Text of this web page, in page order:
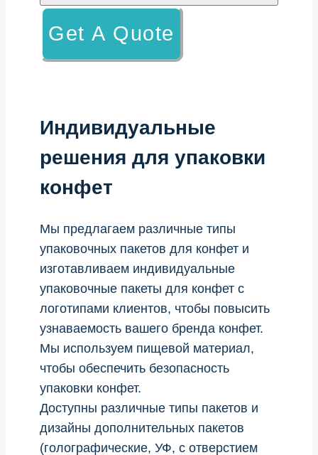
Get A Quote
Индивидуальные
решения для упаковки
конфет
Мы предлагаем различные типы
упаковочных пакетов для конфет и
изготавливаем индивидуальные
упаковочные пакеты для конфет с
логотипами клиентов, чтобы повысить
узнаваемость вашего бренда конфет.
Мы используем пищевой материал,
чтобы обеспечить безопасность
упаковки конфет.
Доступны различные типы пакетов и
дизайны дополнительных пакетов
(голографические, УФ, с отверстием